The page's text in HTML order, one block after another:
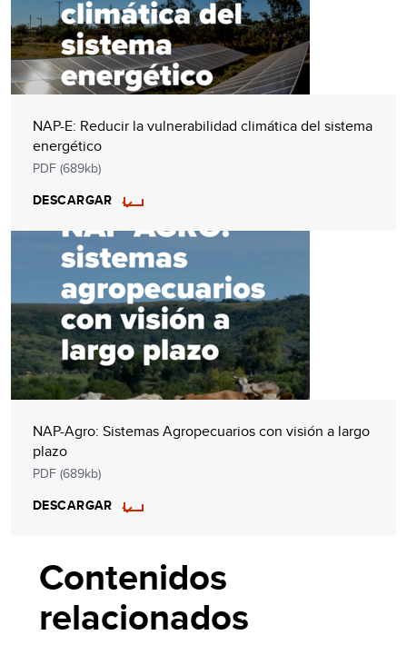
NAP-E: Reducir la vulnerabilidad climática del sistema
energético
PDF (689kb)
DESCARGAR
NAP-Agro: Sistemas Agropecuarios con visión a largo
plazo
PDF (689kb)
DESCARGAR
Contenidos
relacionados